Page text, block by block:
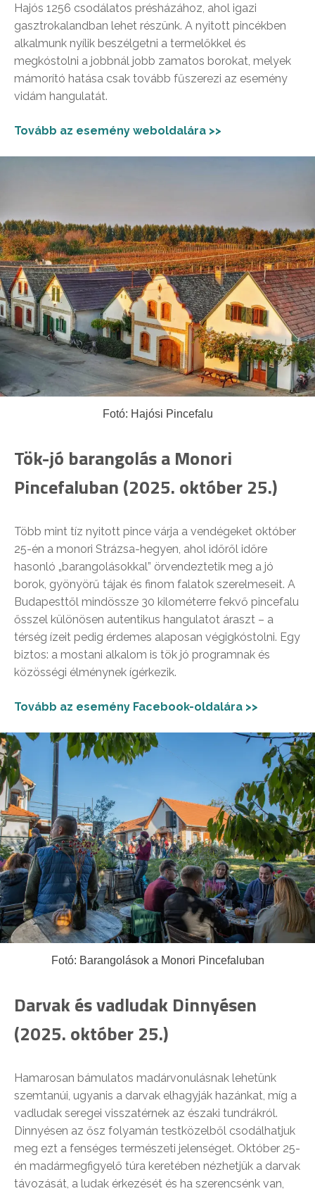
Hajós 1256 csodálatos présházához, ahol igazi
gasztrokalandban lehet részünk. A nyitott pincékben
alkalmunk nyílik beszélgetni a termelőkkel és
megkóstolni a jobbnál jobb zamatos borokat, melyek
mámorító hatása csak tovább fűszerezi az esemény
vidám hangulatát.
Tovább az esemény weboldalára >>
Fotó: Hajósi Pincefalu
Tök-jó barangolás a Monori
Pincefaluban (2025. október 25.)
Több mint tíz nyitott pince várja a vendégeket október
25-én a monori Strázsa-hegyen, ahol időről időre
hasonló „barangolásokkal” örvendeztetik meg a jó
borok, gyönyörű tájak és finom falatok szerelmeseit. A
Budapesttől mindössze 30 kilométerre fekvő pincefalu
ősszel különösen autentikus hangulatot áraszt – a
térség ízeit pedig érdemes alaposan végigkóstolni. Egy
biztos: a mostani alkalom is tök jó programnak és
közösségi élménynek ígérkezik.
Tovább az esemény Facebook-oldalára >>
Fotó: Barangolások a Monori Pincefaluban
Darvak és vadludak Dinnyésen
(2025. október 25.)
Hamarosan bámulatos madárvonulásnak lehetünk
szemtanúi, ugyanis a darvak elhagyják hazánkat, míg a
vadludak seregei visszatérnek az északi tundrákról.
Dinnyésen az ősz folyamán testközelből csodálhatjuk
meg ezt a fenséges természeti jelenséget. Október 25-
én madármegfigyelő túra keretében nézhetjük a darvak
távozását, a ludak érkezését és ha szerencsénk van,